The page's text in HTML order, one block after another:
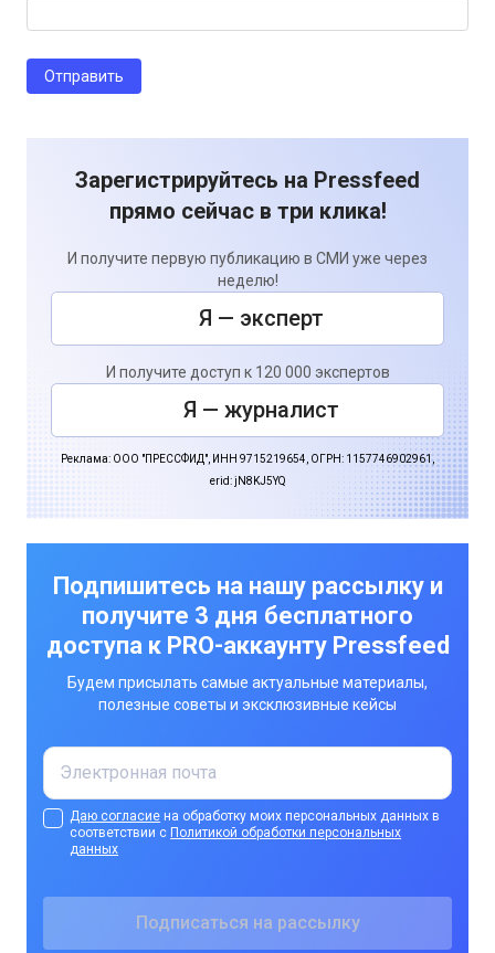
Зарегистрируйтесь на Pressfeed
прямо сейчас в три клика!
И получите первую публикацию в СМИ уже через
неделю!
Я — эксперт
И получите доступ к 120 000 экспертов
Я — журналист
Реклама: ООО "ПРЕССФИД", ИНН 9715219654, ОГРН: 1157746902961,
erid: jN8KJ5YQ
Подпишитесь на нашу рассылку и
получите 3 дня бесплатного
доступа к PRO-аккаунту Pressfeed
Будем присылать самые актуальные материалы,
полезные советы и эксклюзивные кейсы
Даю согласие на обработку моих персональных данных в
соответствии с Политикой обработки персональных
данных